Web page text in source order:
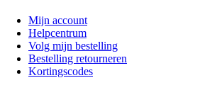
Mijn account
Helpcentrum
Volg mijn bestelling
Bestelling retourneren
Kortingscodes